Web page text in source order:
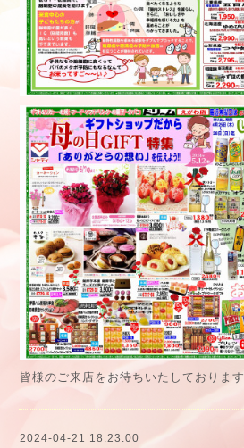
皆様のご来店をお待ちいたしております
2024-04-21 18:23:00